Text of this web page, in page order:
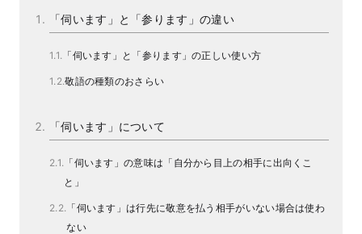
「伺います」と「参ります」の違い
「伺います」と「参ります」の正しい使い方
敬語の種類のおさらい
「伺います」について
「伺います」の意味は「自分から目上の相手に出向くこ
と」
「伺います」は行先に敬意を払う相手がいない場合は使わ
ない